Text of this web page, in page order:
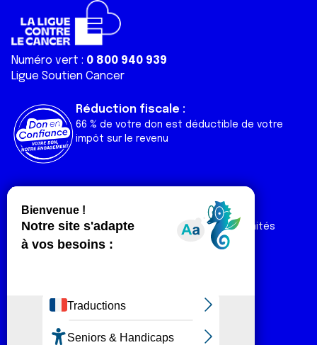
Numéro vert : 0 800 940 939
Ligue Soutien Cancer
Réduction fiscale :
66 % de votre don est déductible de votre
impôt sur le revenu
Liens utiles
Nos actualités
Nos publications
Contact
Espace Ligue & comités
Espace chercheur